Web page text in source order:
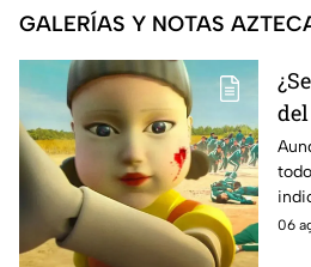
GALERÍAS Y NOTAS
es
06